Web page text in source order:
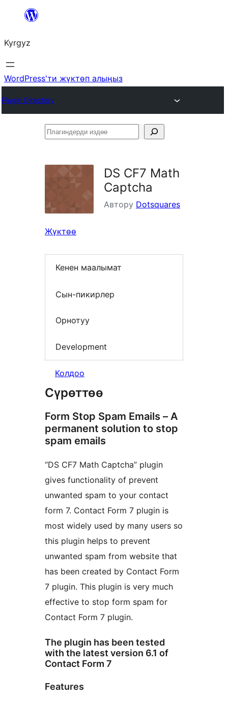
Мазмунга
Kyrgyz
WordPress'ти жүктөп алыңыз
Plugin Directory
Плагиндерди
DS CF7 Math
Captcha
Автору Dotsquares
Жүктөө
Кенен маалымат
Сын-пикирлер
Орнотуу
Development
Колдоо
Сүрөттөө
Form Stop Spam Emails – A
permanent solution to stop
spam emails
“DS CF7 Math Captcha” plugin
gives functionality of prevent
unwanted spam to your contact
form 7. Contact Form 7 plugin is
most widely used by many users so
this plugin helps to prevent
unwanted spam from website that
has been created by Contact Form
7 plugin. This plugin is very much
effective to stop form spam for
Contact Form 7 plugin.
The plugin has been tested
with the latest version 6.1 of
Contact Form 7
Features